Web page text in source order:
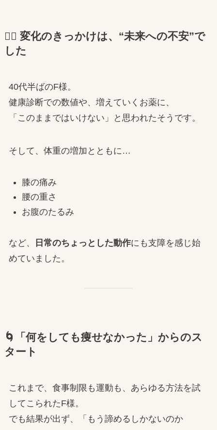
🧍‍♀️ 変化のきっかけは、“未来への不安”で
した
40代半ばのF様。
健康診断での数値や、増えていくお薬に、
「このままではいけない」と思われたそうです。
そして、体重の増加とともに…
膝の痛み
腰の重さ
お腹のたるみ
など、 日常のちょっとした動作にも支障を感じ始
めていました。
🌀「何をしても痩せなかった」からのス
タート
これまで、食事制限も運動も、あらゆる方法を試
してこられたF様。
でも結果が出ず、「もう諦めるしかないのか